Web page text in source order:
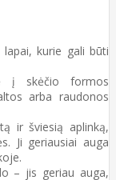
kurie gali būti
į skėčio formos
arba raudonos
ir šviesią aplinką,
Ji geriausiai auga
– jis geriau auga,